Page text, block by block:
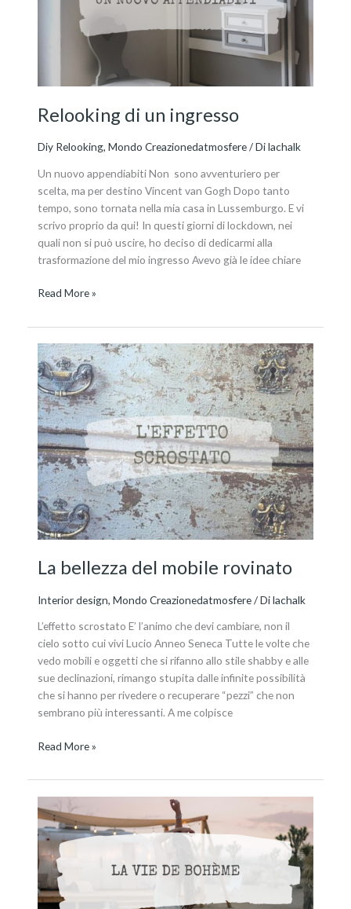
Relooking di un ingresso
Diy Relooking,Mondo Creazionedatmosfere/ Dilachalk
Un nuovo appendiabiti Non sono avventuriero per
scelta, ma per destino Vincent van Gogh Dopo tanto
tempo, sono tornata nella mia casa in Lussemburgo. E vi
scrivo proprio da qui! In questi giorni di lockdown, nei
quali non si può uscire, ho deciso di dedicarmi alla
trasformazione del mio ingresso Avevo già le idee chiare
Read More »
La bellezza del mobile rovinato
Interior design,Mondo Creazionedatmosfere/ Dilachalk
L’effetto scrostato E’ l’animo che devi cambiare, non il
cielo sotto cui vivi Lucio Anneo Seneca Tutte le volte che
vedo mobili e oggetti che si rifanno allo stile shabby e alle
sue declinazioni, rimango stupita dalle infinite possibilità
che si hanno per rivedere o recuperare “pezzi” che non
sembrano più interessanti. A me colpisce
La
bellezza
del
mobile
rovinato
Read More »
Lo
stile
boho